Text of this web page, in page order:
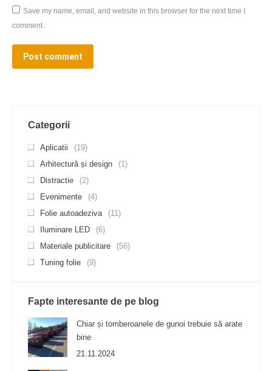
Save my name, email, and website in this browser for the next time I
comment.
Post comment
Categorii
Aplicatii
(19)
Arhitectură și design
(1)
Distractie
(2)
Evenimente
(4)
Folie autoadeziva
(11)
Iluminare LED
(6)
Materiale publicitare
(56)
Tuning folie
(9)
Fapte interesante de pe blog
Chiar și tomberoanele de gunoi trebuie să arate
bine
21.11.2024